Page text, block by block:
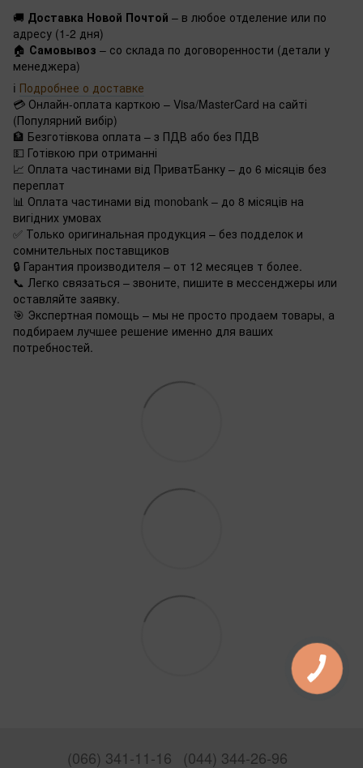
🚚 Доставка Новой Почтой – в любое отделение или по
адресу (1-2 дня)
🏠 Самовывоз – со склада по договоренности (детали у
менеджера)
ℹ️ Подробнее о доставке
💳 Онлайн-оплата карткою – Visa/MasterCard на сайті
(Популярний вибір)
🏦 Безготівкова оплата – з ПДВ або без ПДВ
💵 Готівкою при отриманні
📈 Оплата частинами від ПриватБанку – до 6 місяців без
переплат
📊 Оплата частинами від monobank – до 8 місяців на
вигідних умовах
✅ Только оригинальная продукция – без подделок и
сомнительных поставщиков
🔒 Гарантия производителя – от 12 месяцев т более.
📞 Легко связаться – звоните, пишите в мессенджеры или
оставляйте заявку.
🎯 Экспертная помощь – мы не просто продаем товары, а
подбираем лучшее решение именно для ваших
потребностей.
(066) 341-11-16 (044) 344-26-96